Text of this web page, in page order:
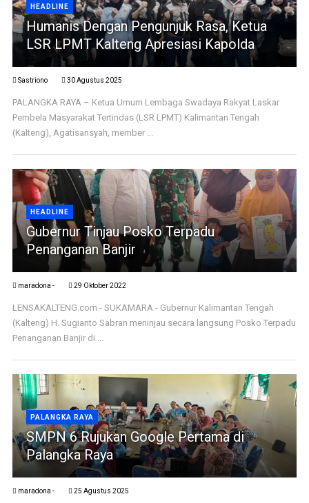
HEADLINE
Humanis Dengan Pengunjuk Rasa, Ketua
LSR LPMT Kalteng Apresiasi Kapolda
Sastriono 30 Agustus 2025
PALANGKA RAYA – Ketua Umum Lembaga Swadaya Rakyat Laskar
Pembela Masyarakat Tertindas (LSR LPMT) Kalimantan Tengah
(Kalteng), Agatisansyah, member ...
HEADLINE
Gubernur Tinjau Posko Terpadu
Penanganan Banjir
maradona - 29 Oktober 2022
LENSAKALTENG.com - SUKAMARA - Gubernur Kalimantan Tengah
(Kalteng) H. Sugianto Sabran meninjau secara langsung Posko Terpadu
Penanganan Banjir di ...
PALANGKA RAYA
SMPN 6 Rujukan Google Pertama di
Palangka Raya
maradona - 25 Agustus 2025